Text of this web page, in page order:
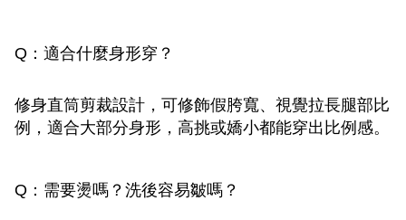
Q：適合什麼身形穿？
修身直筒剪裁設計，可修飾假胯寬、視覺拉長腿部比
例，適合大部分身形，高挑或嬌小都能穿出比例感。
Q：需要燙嗎？洗後容易皺嗎？